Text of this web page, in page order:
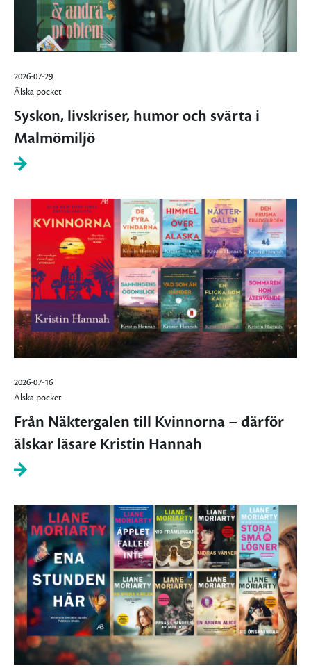
2026-07-29
Älska pocket
Syskon, livskriser, humor och svärta i
Malmömiljö
2026-07-16
Älska pocket
Från Näktergalen till Kvinnorna – därför
älskar läsare Kristin Hannah